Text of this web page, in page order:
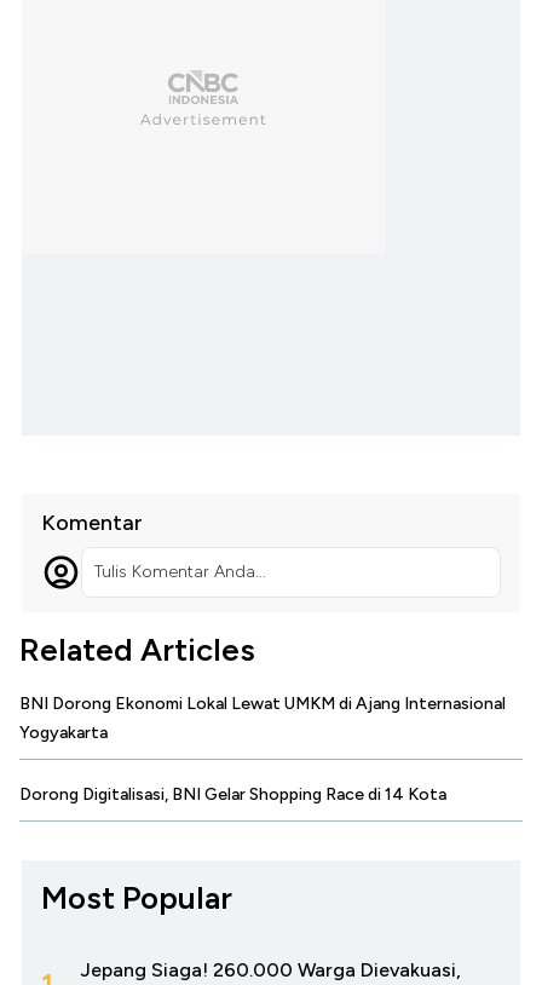
Komentar
Tulis Komentar Anda...
Related Articles
BNI Dorong Ekonomi Lokal Lewat UMKM di Ajang Internasional
Yogyakarta
Dorong Digitalisasi, BNI Gelar Shopping Race di 14 Kota
Most Popular
Jepang Siaga! 260.000 Warga Dievakuasi,